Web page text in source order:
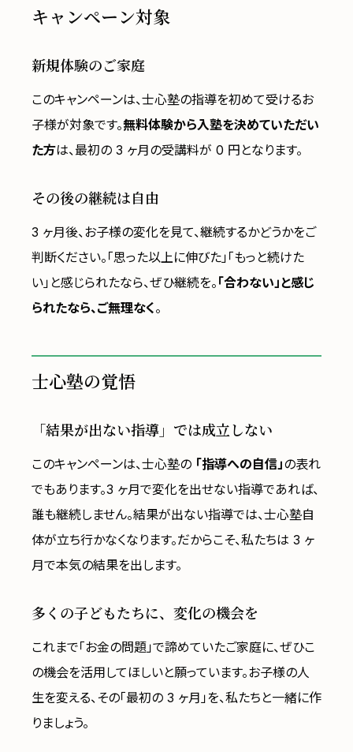
キャンペーン対象
新規体験のご家庭
このキャンペーンは、士心塾の指導を初めて受けるお
子様が対象です。無料体験から入塾を決めていただい
た方は、最初の 3 ヶ月の受講料が 0 円となります。
その後の継続は自由
3 ヶ月後、お子様の変化を見て、継続するかどうかをご
判断ください。「思った以上に伸びた」「もっと続けた
い」と感じられたなら、ぜひ継続を。 「合わない」と感じ
られたなら、ご無理なく。
士心塾の覚悟
「結果が出ない指導」では成立しない
このキャンペーンは、士心塾の 「指導への自信」の表れ
でもあります。3 ヶ月で変化を出せない指導であれば、
誰も継続しません。結果が出ない指導では、士心塾自
体が立ち行かなくなります。だからこそ、私たちは 3 ヶ
月で本気の結果を出します。
多くの子どもたちに、変化の機会を
これまで「お金の問題」で諦めていたご家庭に、ぜひこ
の機会を活用してほしいと願っています。お子様の人
生を変える、その「最初の 3 ヶ月」を、私たちと一緒に作
りましょう。